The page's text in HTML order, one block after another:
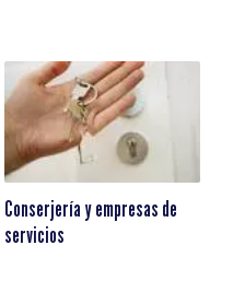
Conserjería y empresas de
servicios